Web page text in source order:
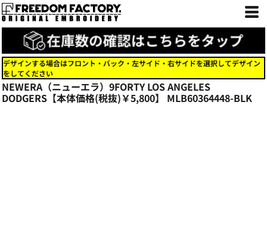
デザインする場合はフロント・バック・左サイド・右サイドを選択してデザイン
をしてください
NEWERA（ニューエラ）9FORTY LOS ANGELES
DODGERS【本体価格(税抜)￥5,800】 MLB60364448-BLK